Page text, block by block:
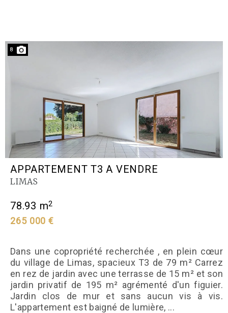
8
APPARTEMENT T3 A VENDRE
LIMAS
78.93 m2
265 000 €
Dans une copropriété recherchée , en plein cœur
du village de Limas, spacieux T3 de 79 m² Carrez
en rez de jardin avec une terrasse de 15 m² et son
jardin privatif de 195 m² agrémenté d'un figuier.
Jardin clos de mur et sans aucun vis à vis.
L'appartement est baigné de lumière, ...